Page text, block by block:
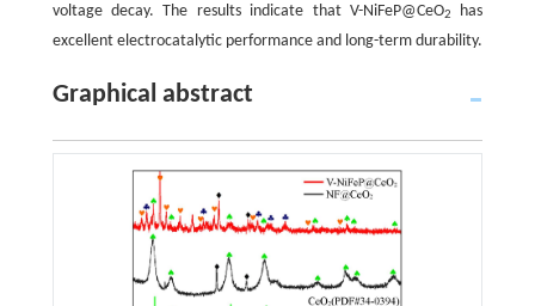
voltage decay. The results indicate that V-NiFeP@CeO2
has
excellent electrocatalytic performance and long-term durability.
Graphical abstract